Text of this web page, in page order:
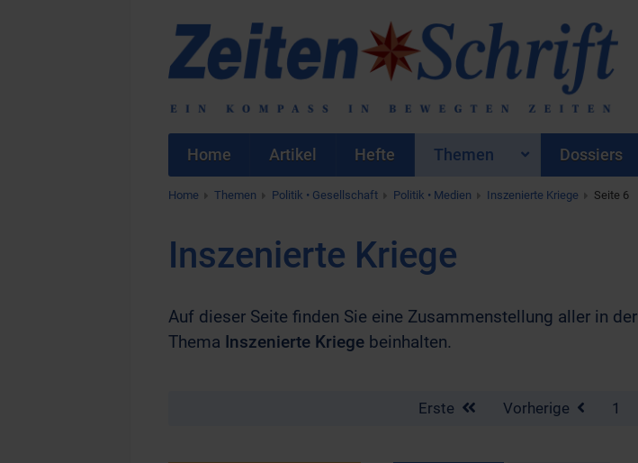
Home Artikel Hefte Themen Dossiers
Home Themen Politik • Gesellschaft Politik • Medien Inszenierte Kriege Seite 6
Inszenierte Kriege
Auf dieser Seite finden Sie eine Zusammenstellung aller in der
Thema Inszenierte Kriege beinhalten.
Erste Vorherige 1